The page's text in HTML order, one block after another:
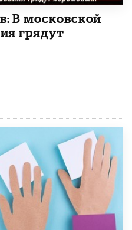
В московской
грядут